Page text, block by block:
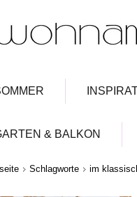
& BALKON
Schlagworte im